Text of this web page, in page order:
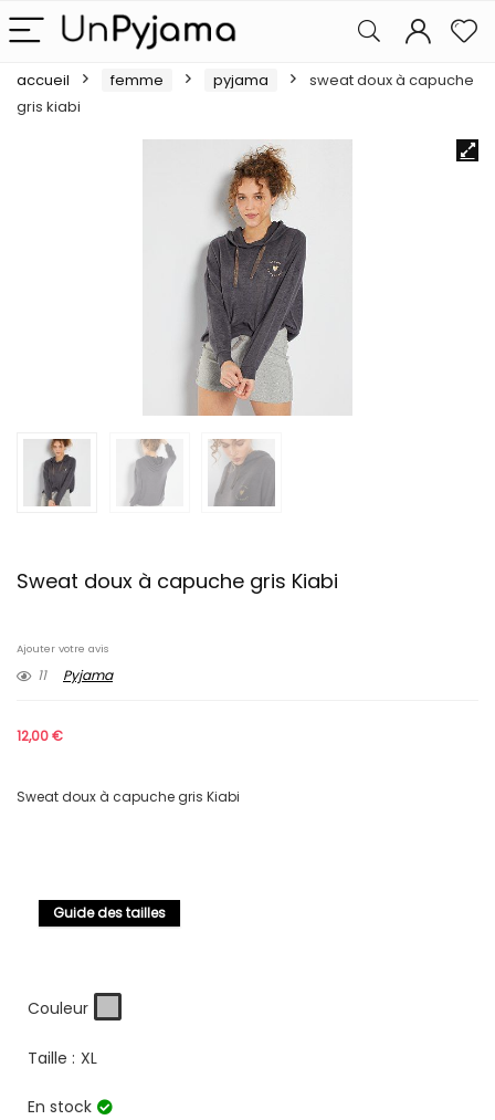
accueil femme pyjama
sweat doux à capuche
gris kiabi
Sweat doux à capuche gris Kiabi
Ajouter votre avis
11 Pyjama
12,00€
Sweat doux à capuche gris Kiabi
Guide des tailles
Couleur
Taille : XL
En stock